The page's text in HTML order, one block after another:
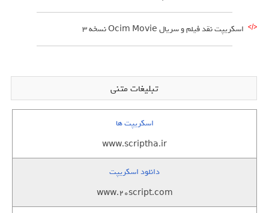
اسکریپت نقد فیلم و سریال Ocim Movie نسخه 3
تبلیغات متنی
اسکریپت ها
www.scriptha.ir
دانلود اسکریپت
www.20script.com